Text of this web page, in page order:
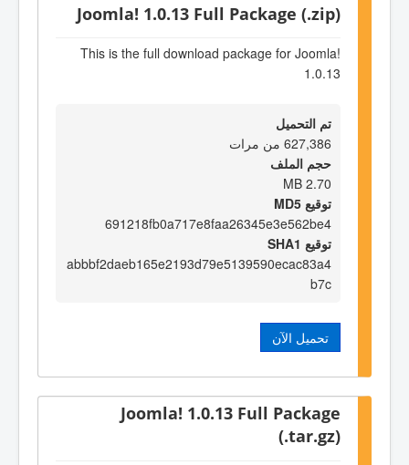
Joomla! 1.0.13 Full Package (.zip)
This is the full download package for Joomla!
1.0.13
تم التحميل
627,386 من مرات
حجم الملف
2.70 MB
توقيع MD5
691218fb0a717e8faa26345e3e562be4
توقيع SHA1
abbbf2daeb165e2193d79e5139590ecac83a4
b7c
تحميل الآن
Joomla! 1.0.13 Full Package
(.tar.gz)